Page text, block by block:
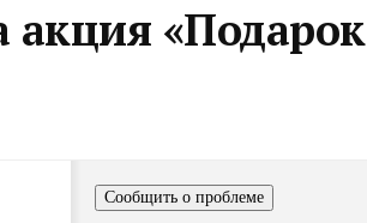
акция «Подарок
Сообщить о проблеме